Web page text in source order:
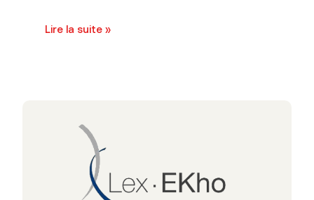
Lire la suite »